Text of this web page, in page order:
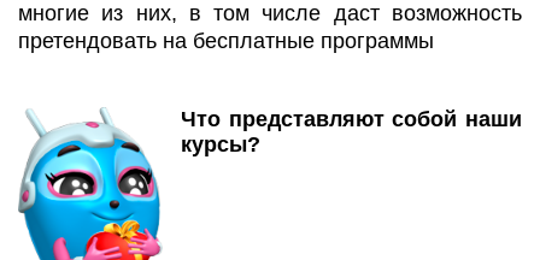
многие из них, в том числе даст возможность
претендовать на бесплатные программы
Что представляют собой наши
курсы?